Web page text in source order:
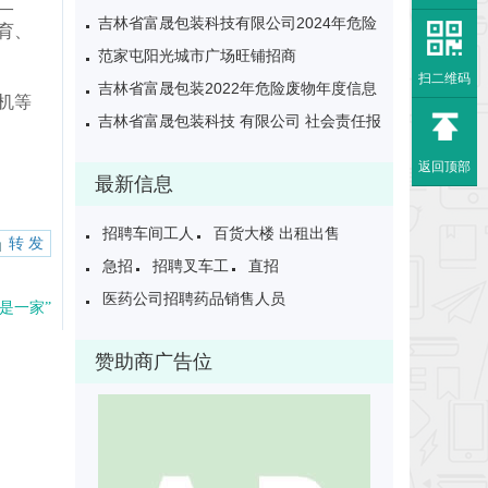
、
等
转 发
一家”
废物申报年度报告表
吉林省富晟包装科技有限公司2024年危险
废物年报公示
范家屯阳光城市广场旺铺招商
吉林省富晟包装2022年危险废物年度信息
公开表
吉林省富晟包装科技 有限公司 社会责任报
最新信息
招聘车间工人
百货大楼 出租出售
急招
招聘叉车工
直招
医药公司招聘药品销售人员
赞助商广告位
扫二维码
返回顶部